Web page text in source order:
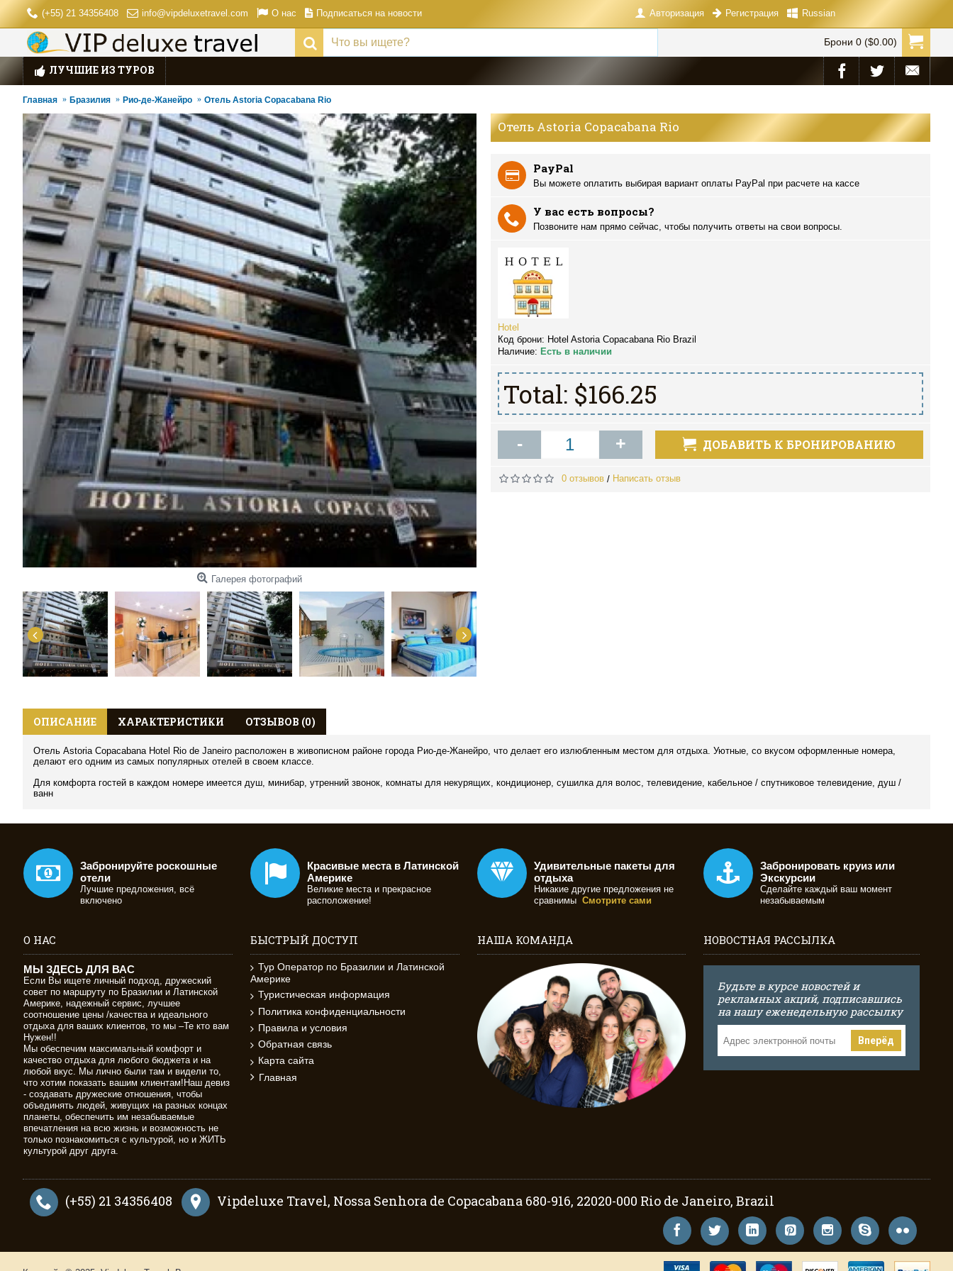
(+55) 21 34356408 info@vipdeluxetravel.com О нас Подписаться на новости Авторизация Регистрация Russian
Брони 0 ($0.00)
ЛУЧШИЕ ИЗ ТУРОВ
Главная Бразилия Рио-де-Жанейро Отель Astoria Copacabana Rio
Галерея фотографий
Отель Astoria Copacabana Rio
PayPal
Вы можете оплатить выбирая вариант оплаты PayPal при расчете на кассе
У вас есть вопросы?
Позвоните нам прямо сейчас, чтобы получить ответы на свои вопросы.
Hotel
Код брони: Hotel Astoria Copacabana Rio Brazil
Наличие: Есть в наличии
Total: $166.25
- + ДОБАВИТЬ К БРОНИРОВАНИЮ
0 отзывов / Написать отзыв
ОПИСАНИЕ ХАРАКТЕРИСТИКИ ОТЗЫВОВ (0)
Отель Astoria Copacabana Hotel Rio de Janeiro расположен в живописном районе города Рио-де-Жанейро, что делает его излюбленным местом для отдыха. Уютные, со вкусом оформленные номера,
делают его одним из самых популярных отелей в своем классе.
Для комфорта гостей в каждом номере имеется душ, минибар, утренний звонок, комнаты для некурящих, кондиционер, сушилка для волос, телевидение, кабельное / спутниковое телевидение, душ /
ванн
Забронируйте роскошные
отели
Лучшие предложения, всё
включено
Красивые места в Латинской
Америке
Великие места и прекрасное
расположение!
Удивительные пакеты для
отдыха
Никакие другие предложения не
сравнимы Смотрите сами
Забронировать круиз или
Экскурсии
Сделайте каждый ваш момент
незабываемым
О НАС
МЫ ЗДЕСЬ ДЛЯ ВАС
Если Вы ищете личный подход, дружеский
совет по маршруту по Бразилии и Латинской
Америке, надежный сервис, лучшее
соотношение цены /качества и идеального
отдыха для ваших клиентов, то мы –Те кто вам
Нужен!!
Мы обеспечим максимальный комфорт и
качество отдыха для любого бюджета и на
любой вкус. Мы лично были там и видели то,
что хотим показать вашим клиентам!Наш девиз
- создавать дружеские отношения, чтобы
объединять людей, живущих на разных концах
планеты, обеспечить им незабываемые
впечатления на всю жизнь и возможность не
только познакомиться с культурой, но и ЖИТЬ
культурой друг друга.
БЫСТРЫЙ ДОСТУП
Тур Оператор по Бразилии и Латинской
Америке
Туристическая информация
Политика конфиденциальности
Правила и условия
Обратная связь
Карта сайта
Главная
НАША КОМАНДА НОВОСТНАЯ РАССЫЛКА
Будьте в курсе новостей и
рекламных акций, подписавшись
на нашу еженедельную рассылку
Вперёд
(+55) 21 34356408 Vipdeluxe Travel, Nossa Senhora de Copacabana 680-916, 22020-000 Rio de Janeiro, Brazil